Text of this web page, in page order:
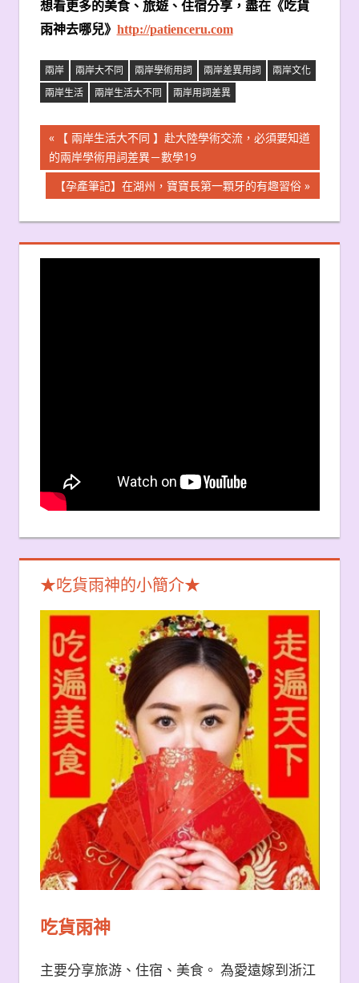
想看更多的美食、旅遊、住宿分享，盡在《吃貨
雨神去哪兒》 http://patienceru.com
兩岸 兩岸大不同 兩岸學術用詞 兩岸差異用詞
兩岸文化
兩岸生活
兩岸生活大不同 兩岸用詞差異
文
章
導
覽
Previous
Post:
【 兩岸生活大不同 】赴大陸學術交流，必須要知道
的兩岸學術用詞差異－數學19
Next
Post:
【孕產筆記】在湖州，寶寶長第一顆牙的有趣習俗
★吃貨雨神的小簡介★
吃貨雨神
主要分享旅游、住宿、美食。 為愛遠嫁到浙江